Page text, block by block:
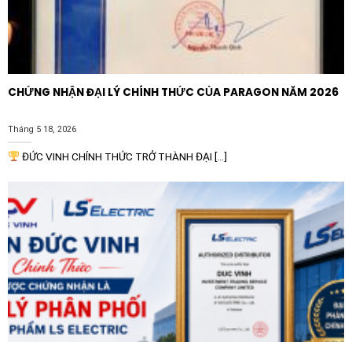
CHỨNG NHẬN ĐẠI LÝ CHÍNH THỨC CỦA PARAGON NĂM 2026
Tháng 5 18, 2026
ĐỨC VINH CHÍNH THỨC TRỞ THÀNH ĐẠI [...]